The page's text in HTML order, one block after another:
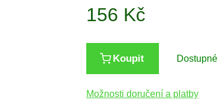
156 Kč
Koupit Dostupné
Možnosti doručení a platby